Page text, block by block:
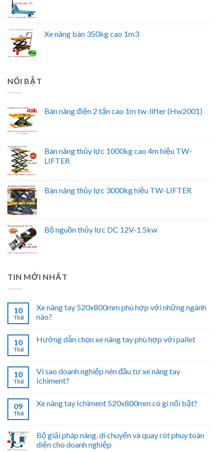
Xe nâng bàn 350kg cao 1m3
NỔI BẬT
Bàn nâng điện 2 tấn cao 1m tw-lifter (Hw2001)
Bàn nâng thủy lực 1000kg cao 4m hiệu TW-
LIFTER
Bàn nâng thủy lực 3000kg hiệu TW-LIFTER
Bộ nguồn thủy lực DC 12V-1.5kw
TIN MỚI NHẤT
10
Th8
Xe nâng tay 520x800mm phù hợp với những ngành
nào?
10
Th8
Hướng dẫn chọn xe nâng tay phù hợp với pallet
10
Th8
Vì sao doanh nghiệp nên đầu tư xe nâng tay
Ichiment?
09
Th8
Xe nâng tay Ichiment 520x800mm có gì nổi bật?
Bộ giải pháp nâng, di chuyển và quay rót phuy toàn
diện cho doanh nghiệp